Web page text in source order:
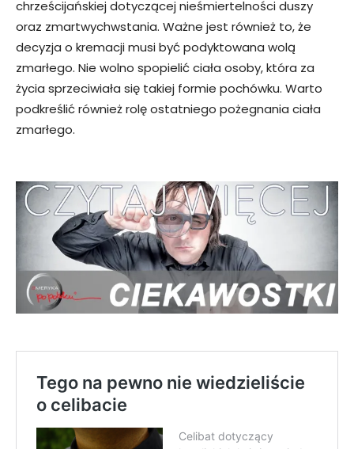
chrześcijańskiej dotyczącej nieśmiertelności duszy
oraz zmartwychwstania. Ważne jest również to, że
decyzja o kremacji musi być podyktowana wolą
zmarłego. Nie wolno spopielić ciała osoby, która za
życia sprzeciwiała się takiej formie pochówku. Warto
podkreślić również rolę ostatniego pożegnania ciała
zmarłego.